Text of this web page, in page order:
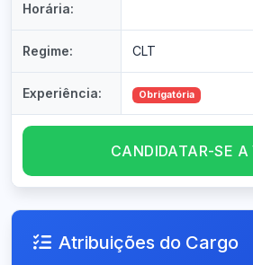
Horária:
Regime: CLT
Experiência: Obrigatória
CANDIDATAR-SE A
Atribuições do Cargo